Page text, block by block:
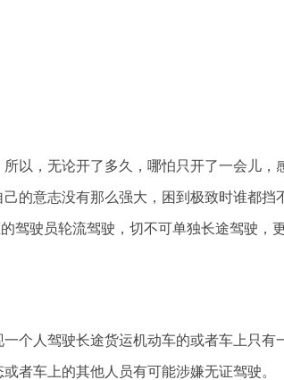
以，无论开了多久，哪怕只开了一会儿，
的意志没有那么强大，困到极致时谁都挡
驾驶员轮流驾驶，切不可单独长途驾驶，
个人驾驶长途货运机动车的或者车上只有
者车上的其他人员有可能涉嫌无证驾驶。